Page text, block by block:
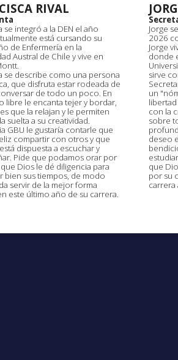
RIVAL
se integró a la DEN el año
está cursando su
de Enfermería en la
Austral de Chile y vive en
se describe como una persona
que disfruta estar rodeada de
de todo un poco. En
libre le encanta tejer y bordar,
que la relajan y le permiten
suelta a su creatividad.
GBU le gustaría contarle que
compartir con otros y que
dispuesta a escuchar y
Pide que podamos orar por
Dios le dé diligencia para
bien sus tiempos, de modo
servir de la mejor forma
este último año de su carrera.
Jorge
2026
Jorge
donde
sirve
un
con la
sobre
deseo
que
por su
carrera